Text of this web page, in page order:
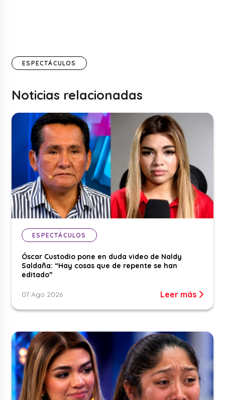
ESPECTÁCULOS
Noticias relacionadas
ESPECTÁCULOS
Óscar Custodio pone en duda video de Naldy
Saldaña: “Hay cosas que de repente se han
editado”
07 Ago 2026 Leer más